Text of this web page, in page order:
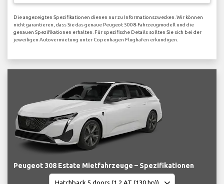
Die angezeigten Spezifikationen dienen nur zu Informationszwecken. Wir können
nicht garantieren, dass Sie das genaue Peugeot 5008-Fahrzeugmodell und die
genauen Spezifikationen erhalten. Für spezifische Details sollten Sie sich bei der
jeweiligen Autovermietung unter Copenhagen Flughafen erkundigen.
Peugeot 308 Estate Mietfahrzeuge – Spezifikationen